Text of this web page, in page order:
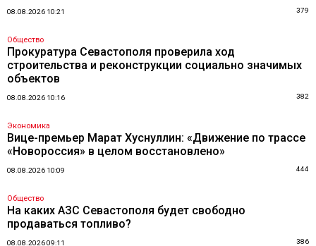
08.08.2026 10:21 379
Общество
Прокуратура Севастополя проверила ход
строительства и реконструкции социально значимых
объектов
08.08.2026 10:16 382
Экономика
Вице-премьер Марат Хуснуллин: «Движение по трассе
«Новороссия» в целом восстановлено»
08.08.2026 10:09 444
Общество
На каких АЗС Севастополя будет свободно
продаваться топливо?
08.08.2026 09:11 386